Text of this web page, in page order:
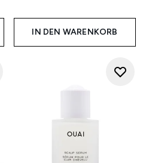
IN DEN WARENKORB